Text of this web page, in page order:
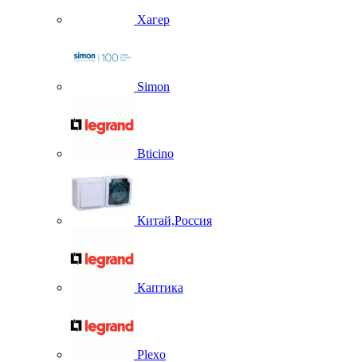
Хагер
Simon
Bticino
Китай,Россия
Каптика
Plexo